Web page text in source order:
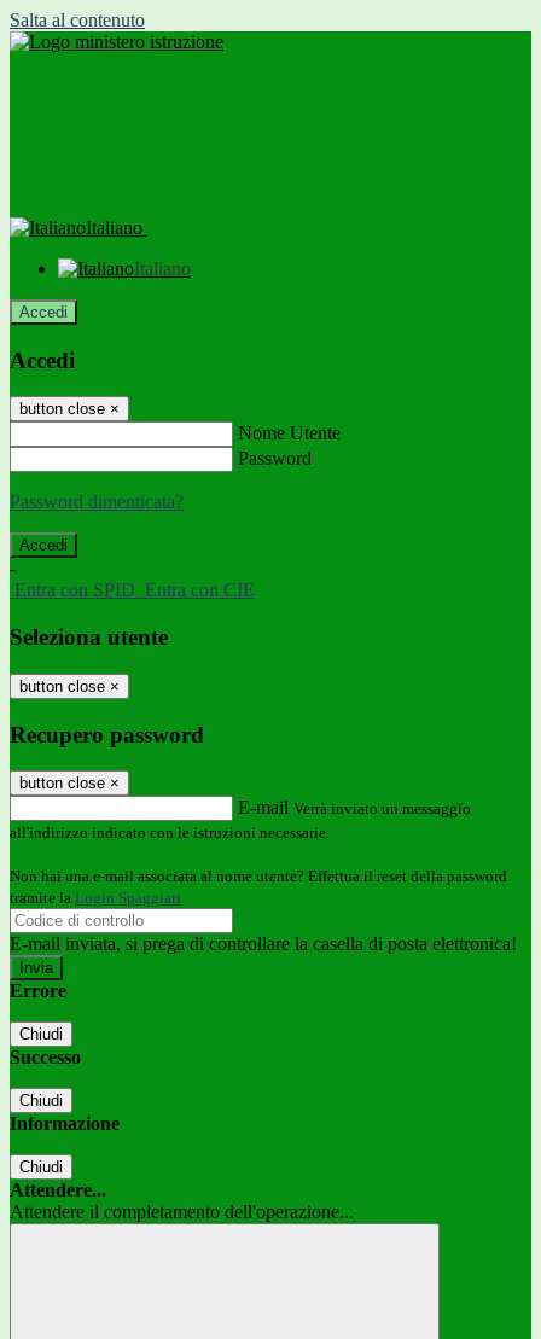
Salta al contenuto
Italiano
Italiano
Accedi
Accedi
button close ×
Nome Utente
Password
Password dimenticata?
-
Entra con SPID Entra con CIE
Seleziona utente
button close ×
Recupero password
button close ×
E-mail Verrà inviato un messaggio
all'indirizzo indicato con le istruzioni necessarie.
Non hai una e-mail associata al nome utente? Effettua il reset della password
tramite la Login Spaggiari
E-mail inviata, si prega di controllare la casella di posta elettronica!
Errore
Chiudi
Successo
Chiudi
Informazione
Chiudi
Attendere...
Attendere il completamento dell'operazione...